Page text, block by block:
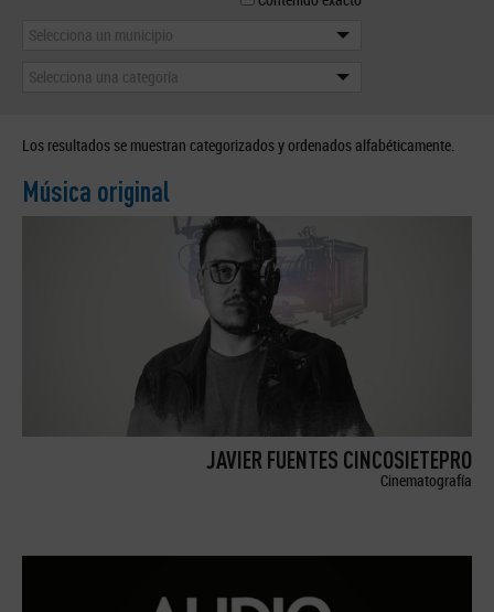
Selecciona un municipio
Selecciona una categoría
Los resultados se muestran categorizados y ordenados alfabéticamente.
Música original
JAVIER FUENTES CINCOSIETEPRO
Cinematografía